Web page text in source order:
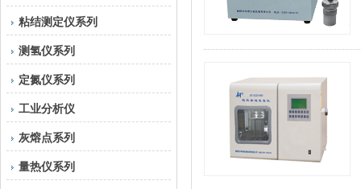
粘结测定仪系列
测氢仪系列
定氮仪系列
工业分析仪
灰熔点系列
量热仪系列